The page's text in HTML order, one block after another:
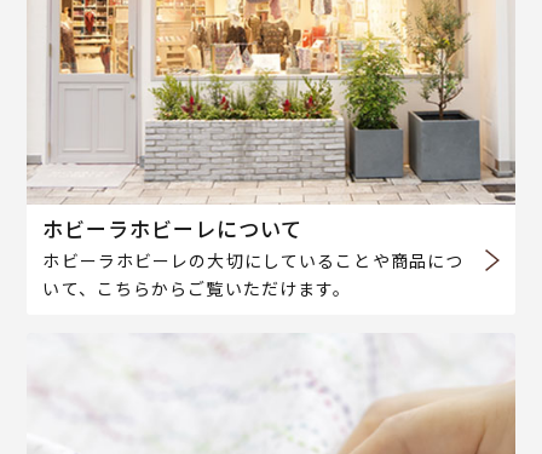
ホビーラホビーレについて
ホビーラホビーレの大切にしていることや商品につ
いて、こちらからご覧いただけます。